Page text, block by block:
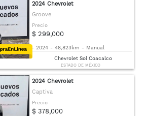
2024 Chevrolet
Groove
Precio
$ 299,000
- 2024 - 48,823km - Manual
Chevrolet Sol Coacalco
ESTADO DE MÉXICO
2024 Chevrolet
Captiva
Precio
$ 378,000